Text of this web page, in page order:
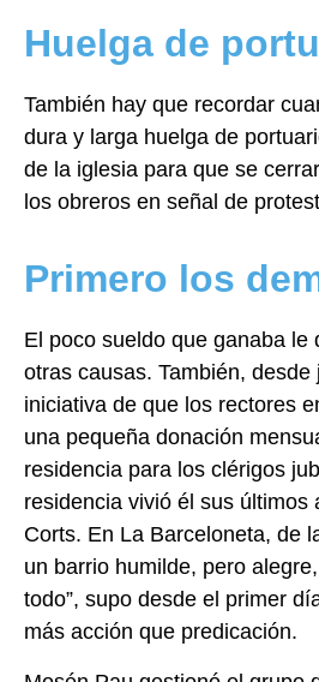
Huelga de
También hay que recordar
dura y larga huelga de
de la iglesia para que se
los obreros en señal de
Primero los
El poco sueldo que ganaba le
otras causas. También, desde
iniciativa de que los rectores
una pequeña donación
residencia para los clérigos
residencia vivió él sus últimos
Corts. En La Barceloneta, de
un barrio humilde, pero
todo”, supo desde el primer
más acción que predicación.